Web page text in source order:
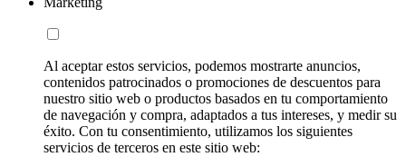
Al aceptar estos servicios, podemos mostrarte anuncios,
contenidos patrocinados o promociones de descuentos para
nuestro sitio web o productos basados en tu comportamiento
de navegación y compra, adaptados a tus intereses, y medir su
éxito. Con tu consentimiento, utilizamos los siguientes
servicios de terceros en este sitio web: